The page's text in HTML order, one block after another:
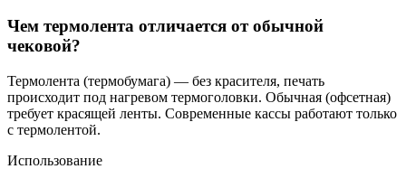
Чем термолента отличается от обычной
чековой?
Термолента (термобумага) — без красителя, печать
происходит под нагревом термоголовки. Обычная (офсетная)
требует красящей ленты. Современные кассы работают только
с термолентой.
Использование